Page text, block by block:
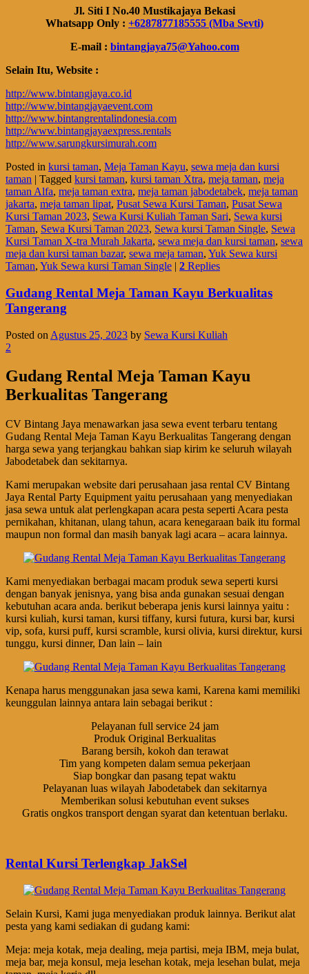
Jl. Siti I No.40 Mustikajaya Bekasi
Whatsapp Only : +6287877185555 (Mba Sevti)
E-mail : bintangjaya75@Yahoo.com
Selain Itu, Website :
http://www.bintangjaya.co.id
http://www.bintangjayaevent.com
http://www.bintangrentalindonesia.com
http://www.bintangjayaexpress.rentals
http://www.sarungkursimurah.com
Posted in kursi taman, Meja Taman Kayu, sewa meja dan kursi
taman | Tagged kursi taman, kursi taman Xtra, meja taman, meja
taman Alfa, meja taman extra, meja taman jabodetabek, meja taman
jakarta, meja taman lipat, Pusat Sewa Kursi Taman, Pusat Sewa
Kursi Taman 2023, Sewa Kursi Kuliah Taman Sari, Sewa kursi
Taman, Sewa Kursi Taman 2023, Sewa kursi Taman Single, Sewa
Kursi Taman X-tra Murah Jakarta, sewa meja dan kursi taman, sewa
meja dan kursi taman bazar, sewa meja taman, Yuk Sewa kursi
Taman, Yuk Sewa kursi Taman Single | 2 Replies
Gudang Rental Meja Taman Kayu Berkualitas
Tangerang
Posted on Agustus 25, 2023 by Sewa Kursi Kuliah
2
Gudang Rental Meja Taman Kayu
Berkualitas Tangerang
CV Bintang Jaya menawarkan jasa sewa event terbaru tentang
Gudang Rental Meja Taman Kayu Berkualitas Tangerang dengan
harga sewa yang terjangkau bahkan siap kirim ke seluruh wilayah
Jabodetabek dan sekitarnya.
Kami merupakan website dari perusahaan jasa rental CV Bintang
Jaya Rental Party Equipment yaitu perusahaan yang menyediakan
jasa sewa untuk alat perlengkapan acara pesta seperti Acara pesta
pernikahan, khitanan, ulang tahun, acara kenegaraan baik itu formal
maupun non formal dan masih banyak lagi acara – acara lainnya.
Kami menyediakan berbagai macam produk sewa seperti kursi
dengan banyak jenisnya, yang bisa anda gunakan sesuai dengan
kebutuhan acara anda. berikut beberapa jenis kursi lainnya yaitu :
kursi kuliah, kursi taman, kursi tiffany, kursi futura, kursi bar, kursi
vip, sofa, kursi puff, kursi scramble, kursi olivia, kursi direktur, kursi
tunggu, kursi dinner, Dan lain – lain
Kenapa harus menggunakan jasa sewa kami, Karena kami memiliki
keunggulan lainnya antara lain sebagai berikut :
Pelayanan full service 24 jam
Produk Original Berkualitas
Barang bersih, kokoh dan terawat
Tim yang kompeten dalam semua pekerjaan
Siap bongkar dan pasang tepat waktu
Pelayanan luas wilayah Jabodetabek dan sekitarnya
Memberikan solusi kebutuhan event sukses
Gratis ongkos transport dengan syarat dan ketentuan berlaku.
Rental Kursi Terlengkap JakSel
Selain Kursi, Kami juga menyediakan produk lainnya. Berikut alat
pesta yang kami sediakan di gudang kami:
Meja: meja kotak, meja dealing, meja partisi, meja IBM, meja bulat,
meja bar, meja konsul, meja lesehan kotak, meja lesehan bulat, meja